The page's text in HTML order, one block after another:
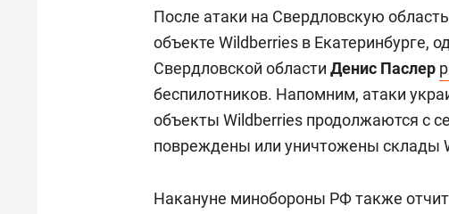
После атаки на Свердловскую
объекте Wildberries в Екатеринбурге,
Свердловской области Денис Паслер
беспилотников. Напомним, атаки
объекты Wildberries продолжаются с
повреждены или уничтожены склады
Накануне минобороны РФ также